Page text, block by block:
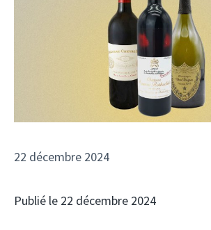
22 décembre 2024
Publié le 22 décembre 2024